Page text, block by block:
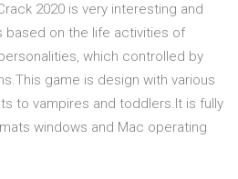
2020 is very interesting and
based on the life activities of
which controlled by
game is design with various
to vampires and toddlers.It is fully
windows and Mac operating